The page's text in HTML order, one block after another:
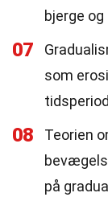
bjerge og
07
som
08 Teorien
på